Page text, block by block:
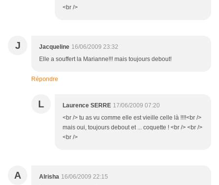
<br />
J Jacqueline 16/06/2009 23:32
Elle a souffert la Marianne!!! mais toujours debout!
Répondre
L Laurence SERRE 17/06/2009 07:20
<br /> tu as vu comme elle est vieille celle là !!!!<br />
mais oui, toujours debout et ... coquette ! <br /> <br />
<br />
A Alrisha 16/06/2009 22:15